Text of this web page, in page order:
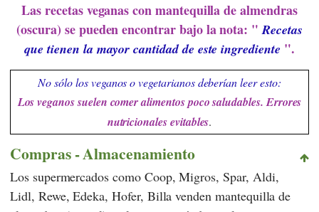
Las recetas veganas con mantequilla de almendras
(oscura) se pueden encontrar bajo la nota: "Recetas
que tienen la mayor cantidad de este ingrediente ".
No sólo los veganos o vegetarianos deberían leer esto:
Los veganos suelen comer alimentos poco saludables. Errores
nutricionales evitables.
Compras - Almacenamiento
Los supermercados como Coop,Migros,Spar, Aldi,
Lidl, Rewe,Edeka,Hofer, Billa venden mantequilla de